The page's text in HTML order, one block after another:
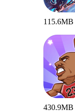
115.6MB
430.9MB